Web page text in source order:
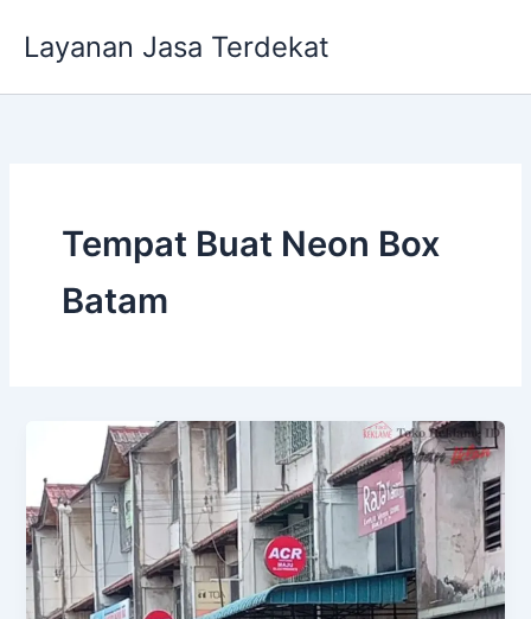
Layanan Jasa Terdekat
Tempat Buat Neon Box
Batam